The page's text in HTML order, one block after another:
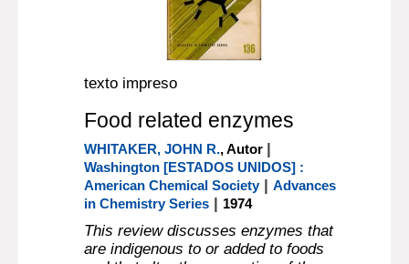
texto impreso
Food related enzymes
WHITAKER, JOHN R., Autor |
Washington [ESTADOS UNIDOS] :
American Chemical Society|Advances
in Chemistry Series | 1974
This review discusses enzymes that
are indigenous to or added to foods